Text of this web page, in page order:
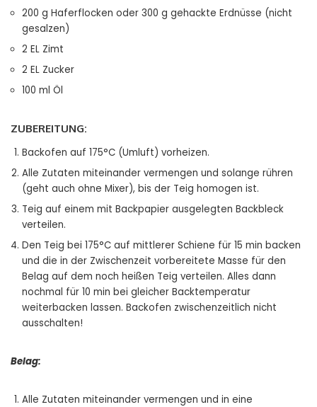
200 g Haferflocken oder 300 g gehackte Erdnüsse (nicht
gesalzen)
2 EL Zimt
2 EL Zucker
100 ml Öl
ZUBEREITUNG:
Backofen auf 175°C (Umluft) vorheizen.
Alle Zutaten miteinander vermengen und solange rühren
(geht auch ohne Mixer), bis der Teig homogen ist.
Teig auf einem mit Backpapier ausgelegten Backbleck
verteilen.
Den Teig bei 175°C auf mittlerer Schiene für 15 min backen
und die in der Zwischenzeit vorbereitete Masse für den
Belag auf dem noch heißen Teig verteilen. Alles dann
nochmal für 10 min bei gleicher Backtemperatur
weiterbacken lassen. Backofen zwischenzeitlich nicht
ausschalten!
Belag:
Alle Zutaten miteinander vermengen und in eine